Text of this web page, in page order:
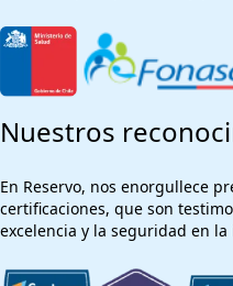
Nuestros
En Reservo, nos enorgullece
certificaciones, que son
excelencia y la seguridad en